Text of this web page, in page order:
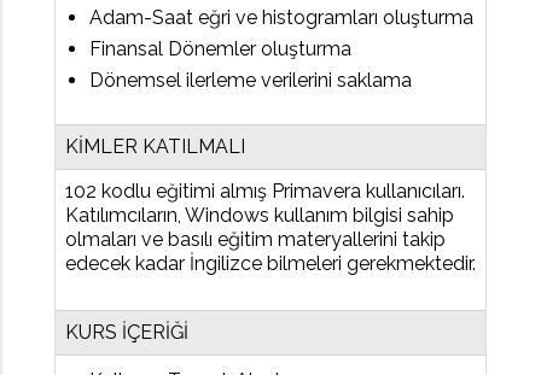
Adam-Saat eğri ve histogramları oluşturma
Finansal Dönemler oluşturma
Dönemsel ilerleme verilerini saklama
KİMLER KATILMALI
102 kodlu eğitimi almış Primavera kullanıcıları.
Katılımcıların, Windows kullanım bilgisi sahip
olmaları ve basılı eğitim materyallerini takip
edecek kadar İngilizce bilmeleri gerekmektedir.
KURS İÇERİĞİ